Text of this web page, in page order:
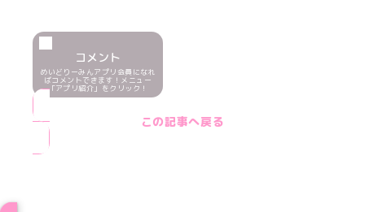
コメント
めいどりーみんアプリ会員になれ
ばコメントできます！メニュー
「アプリ紹介」をクリック！
この記事へ戻る